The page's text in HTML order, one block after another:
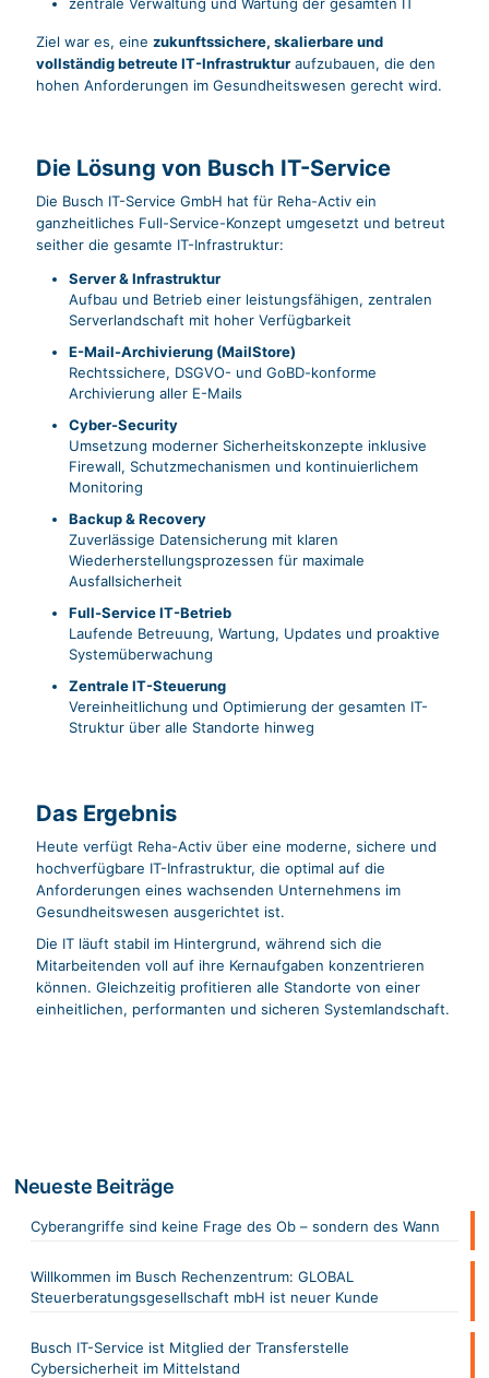
Ziel war es, eine zukunftssichere, skalierbare und
vollständig betreute IT-Infrastruktur aufzubauen, die den
hohen Anforderungen im Gesundheitswesen gerecht wird.
Die Lösung von Busch IT-Service
Die Busch IT-Service GmbH hat für Reha-Activ ein
ganzheitliches Full-Service-Konzept umgesetzt und betreut
seither die gesamte IT-Infrastruktur:
Server & Infrastruktur
Aufbau und Betrieb einer leistungsfähigen, zentralen
Serverlandschaft mit hoher Verfügbarkeit
E-Mail-Archivierung (MailStore)
Rechtssichere, DSGVO- und GoBD-konforme
Archivierung aller E-Mails
Cyber-Security
Umsetzung moderner Sicherheitskonzepte inklusive
Firewall, Schutzmechanismen und kontinuierlichem
Monitoring
Backup & Recovery
Zuverlässige Datensicherung mit klaren
Wiederherstellungsprozessen für maximale
Ausfallsicherheit
Full-Service IT-Betrieb
Laufende Betreuung, Wartung, Updates und proaktive
Systemüberwachung
Zentrale IT-Steuerung
Vereinheitlichung und Optimierung der gesamten IT-
Struktur über alle Standorte hinweg
Das Ergebnis
Heute verfügt Reha-Activ über eine moderne, sichere und
hochverfügbare IT-Infrastruktur, die optimal auf die
Anforderungen eines wachsenden Unternehmens im
Gesundheitswesen ausgerichtet ist.
Die IT läuft stabil im Hintergrund, während sich die
Mitarbeitenden voll auf ihre Kernaufgaben konzentrieren
können. Gleichzeitig profitieren alle Standorte von einer
einheitlichen, performanten und sicheren Systemlandschaft.
Neueste Beiträge
Cyberangriffe sind keine Frage des Ob – sondern des Wann
Willkommen im Busch Rechenzentrum: GLOBAL
Steuerberatungsgesellschaft mbH ist neuer Kunde
Busch IT-Service ist Mitglied der Transferstelle
Cybersicherheit im Mittelstand